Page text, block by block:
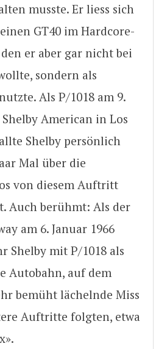
musste. Er liess sich
GT40 im Hardcore-
er aber gar nicht bei
sondern als
Als P/1018 am 9.
American in Los
Shelby persönlich
Mal über die
von diesem Auftritt
Auch berühmt: Als der
am 6. Januar 1966
Shelby mit P/1018 als
Autobahn, auf dem
bemüht lächelnde Miss
Auftritte folgten, etwa